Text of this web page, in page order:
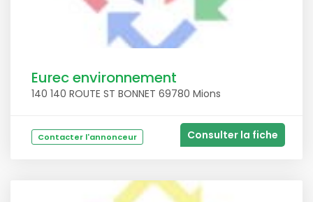
Eurec environnement
140 140 ROUTE ST BONNET 69780 Mions
Contacter l'annonceur Consulter la fiche